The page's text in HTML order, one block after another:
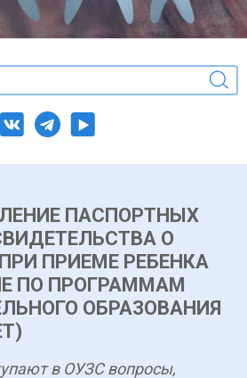
ПАСПОРТНЫХ
О
ПРИЕМЕ РЕБЕНКА
ПО ПРОГРАММАМ
ОБРАЗОВАНИЯ
в ОУЗС вопросы,